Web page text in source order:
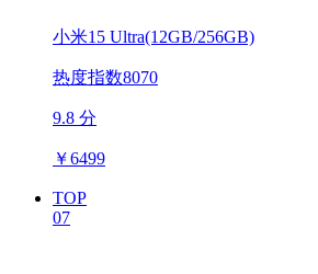
小米15 Ultra(12GB/256GB)
热度指数8070
9.8 分
￥6499
TOP
07